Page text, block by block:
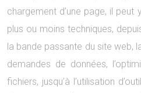
chargement d’une page, il
plus ou moins techniques,
la bande passante du site web,
demandes de données,
fichiers, jusqu’à l’utilisation